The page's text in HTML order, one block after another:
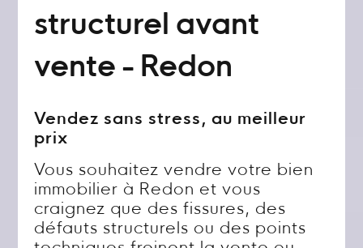
structurel avant
vente - Redon
Vendez sans stress, au meilleur
prix
Vous souhaitez vendre votre bien
immobilier à Redon et vous
craignez que des fissures, des
défauts structurels ou des points